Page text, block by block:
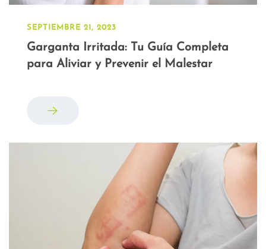
SEPTIEMBRE 21, 2023
Garganta Irritada: Tu Guía Completa
para Aliviar y Prevenir el Malestar